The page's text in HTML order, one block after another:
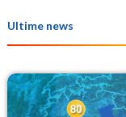
Ultime news